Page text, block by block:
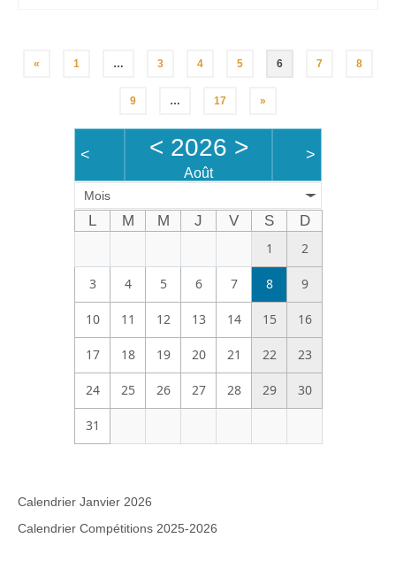
« 1 … 3 4 5 6 7 8
9 … 17 »
< < 2026 >
Août
>
Mois
L M M J V S
D
1
2
3 4 5 6 7 8 9
10 11 12 13 14 15 16
17 18 19 20 21 22 23
24 25 26 27 28 29 30
31
Calendrier Janvier 2026
Calendrier Compétitions 2025-2026